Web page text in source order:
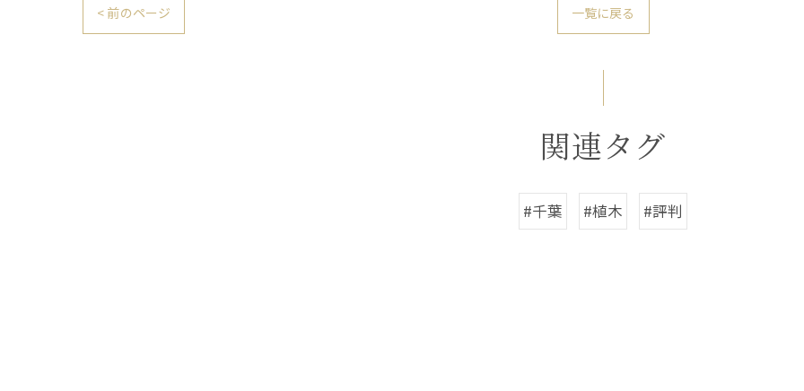
< 前のページ 一覧に戻る
関連タグ
#千葉 #植木 #評判